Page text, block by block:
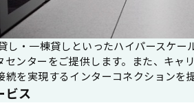
し・一棟貸しといったハイパースケ
センターをご提供します。また、キ
を実現するインターコネクションを
ビス